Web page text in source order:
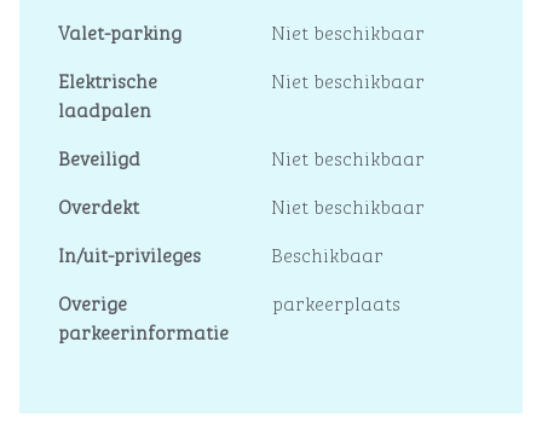
Valet-parking
Niet beschikbaar
Elektrische
laadpalen
Niet beschikbaar
Beveiligd
Niet beschikbaar
Overdekt
Niet beschikbaar
In/uit-privileges
Beschikbaar
Overige
parkeerinformatie
parkeerplaats